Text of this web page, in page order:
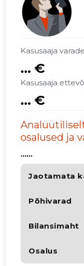
Kasusaaja
... €
Kasusaaja
... €
osalused ja
Jaotamata
Põhivarad
Bilansimaht
Osalus
......